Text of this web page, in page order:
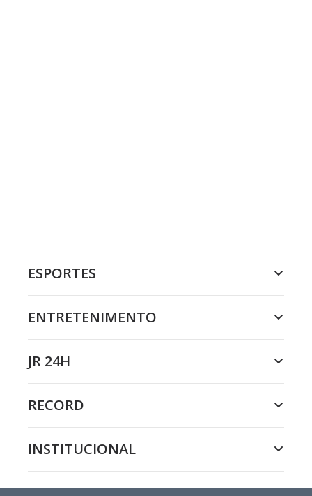
ESPORTES
ENTRETENIMENTO
JR 24H
RECORD
INSTITUCIONAL